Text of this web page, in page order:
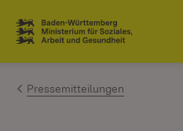
Zum Inhalt springen
Link zur Startseite
Pressemitteilungen